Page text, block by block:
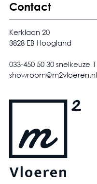
Contact
Kerklaan 20
3828 EB Hoogland
033-450 50 30 snelkeuze 1
showroom@m2vloeren.nl